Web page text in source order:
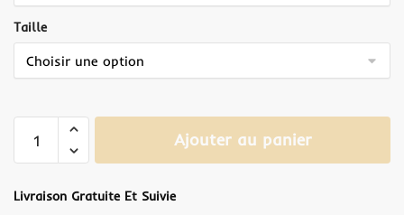
Taille
Ajouter au panier
Livraison Gratuite Et Suivie